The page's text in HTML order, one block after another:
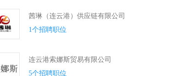
茜琳（连云港）供应链有限公司
1个招聘职位
连云港索娜斯贸易有限公司
5个招聘职位